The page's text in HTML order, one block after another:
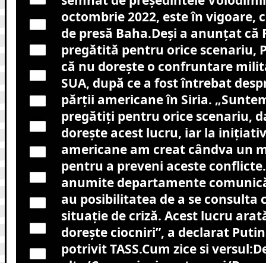
octombrie 2022, este în vigoare,
de presă Baha.Deși a anunțat că
pregătită pentru orice scenariu,
că nu dorește o confruntare
SUA, după ce a fost întrebat
părții americane în Siria.
pregătiți pentru orice scenariu,
dorește acest lucru, iar la
americane am creat cândva un
pentru a preveni aceste
anumite departamente
au posibilitatea de a se consulta
situație de criză. Acest lucru
dorește ciocniri”, a declarat
potrivit TASS.Cum zice si